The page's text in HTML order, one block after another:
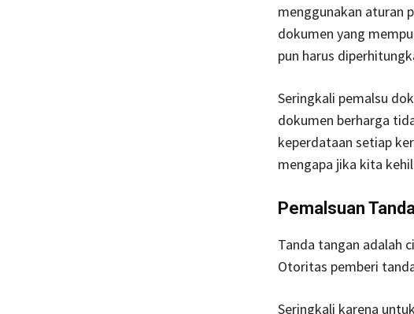
menggunakan aturan
dokumen yang
pun harus
Seringkali pemalsu
dokumen berharga
keperdataan setiap
mengapa jika kita
Pemalsuan
Tanda tangan adalah
Otoritas pemberi
Seringkali karena